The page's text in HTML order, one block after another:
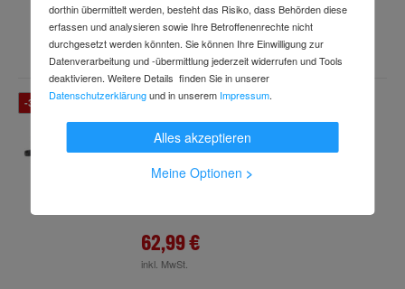
55,99 €
inkl. MwSt.
-34 %
mm (3/8"), "Butterfly", 135 Nm
56392975
62,99 €
inkl. MwSt.
dorthin übermittelt werden, besteht das Risiko, dass Behörden diese
erfassen und analysieren sowie Ihre Betroffenenrechte nicht
durchgesetzt werden könnten. Sie können Ihre Einwilligung zur
Datenverarbeitung und -übermittlung jederzeit widerrufen und Tools
deaktivieren. Weitere Details finden Sie in unserer
Datenschutzerklärungund in unserem Impressum.
Alles akzeptieren
Meine Optionen >